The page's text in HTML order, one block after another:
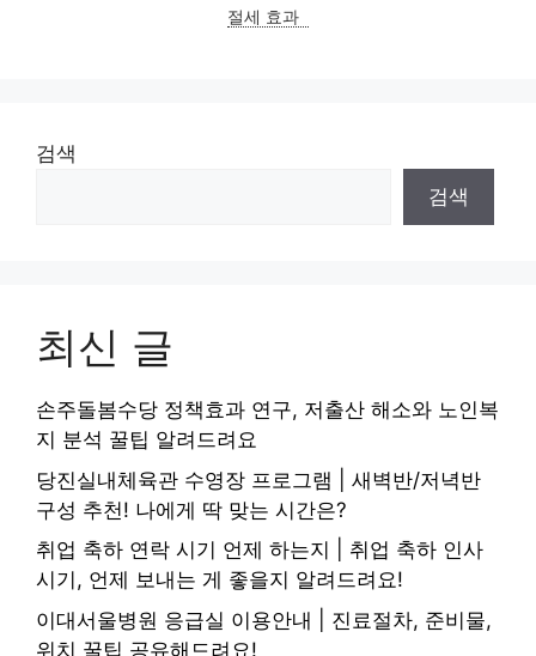
절세 효과
검색
검색
최신 글
손주돌봄수당 정책효과 연구, 저출산 해소와 노인복
지 분석 꿀팁 알려드려요
당진실내체육관 수영장 프로그램 | 새벽반/저녁반
구성 추천! 나에게 딱 맞는 시간은?
취업 축하 연락 시기 언제 하는지 | 취업 축하 인사
시기, 언제 보내는 게 좋을지 알려드려요!
이대서울병원 응급실 이용안내 | 진료절차, 준비물,
위치 꿀팁 공유해드려요!